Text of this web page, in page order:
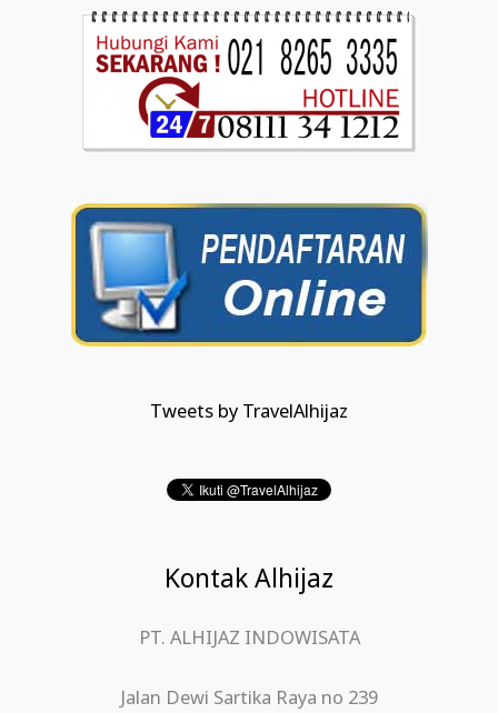
Tweets by TravelAlhijaz
Kontak Alhijaz
PT. ALHIJAZ INDOWISATA
Jalan Dewi Sartika Raya no 239